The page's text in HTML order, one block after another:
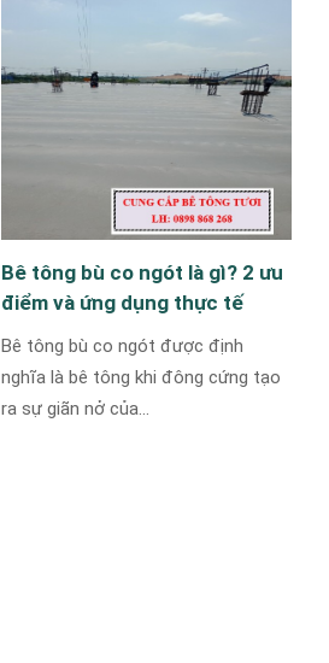
Bê tông bù co ngót là gì? 2 ưu
điểm và ứng dụng thực tế
Bê tông bù co ngót được định
nghĩa là bê tông khi đông cứng tạo
ra sự giãn nở của...